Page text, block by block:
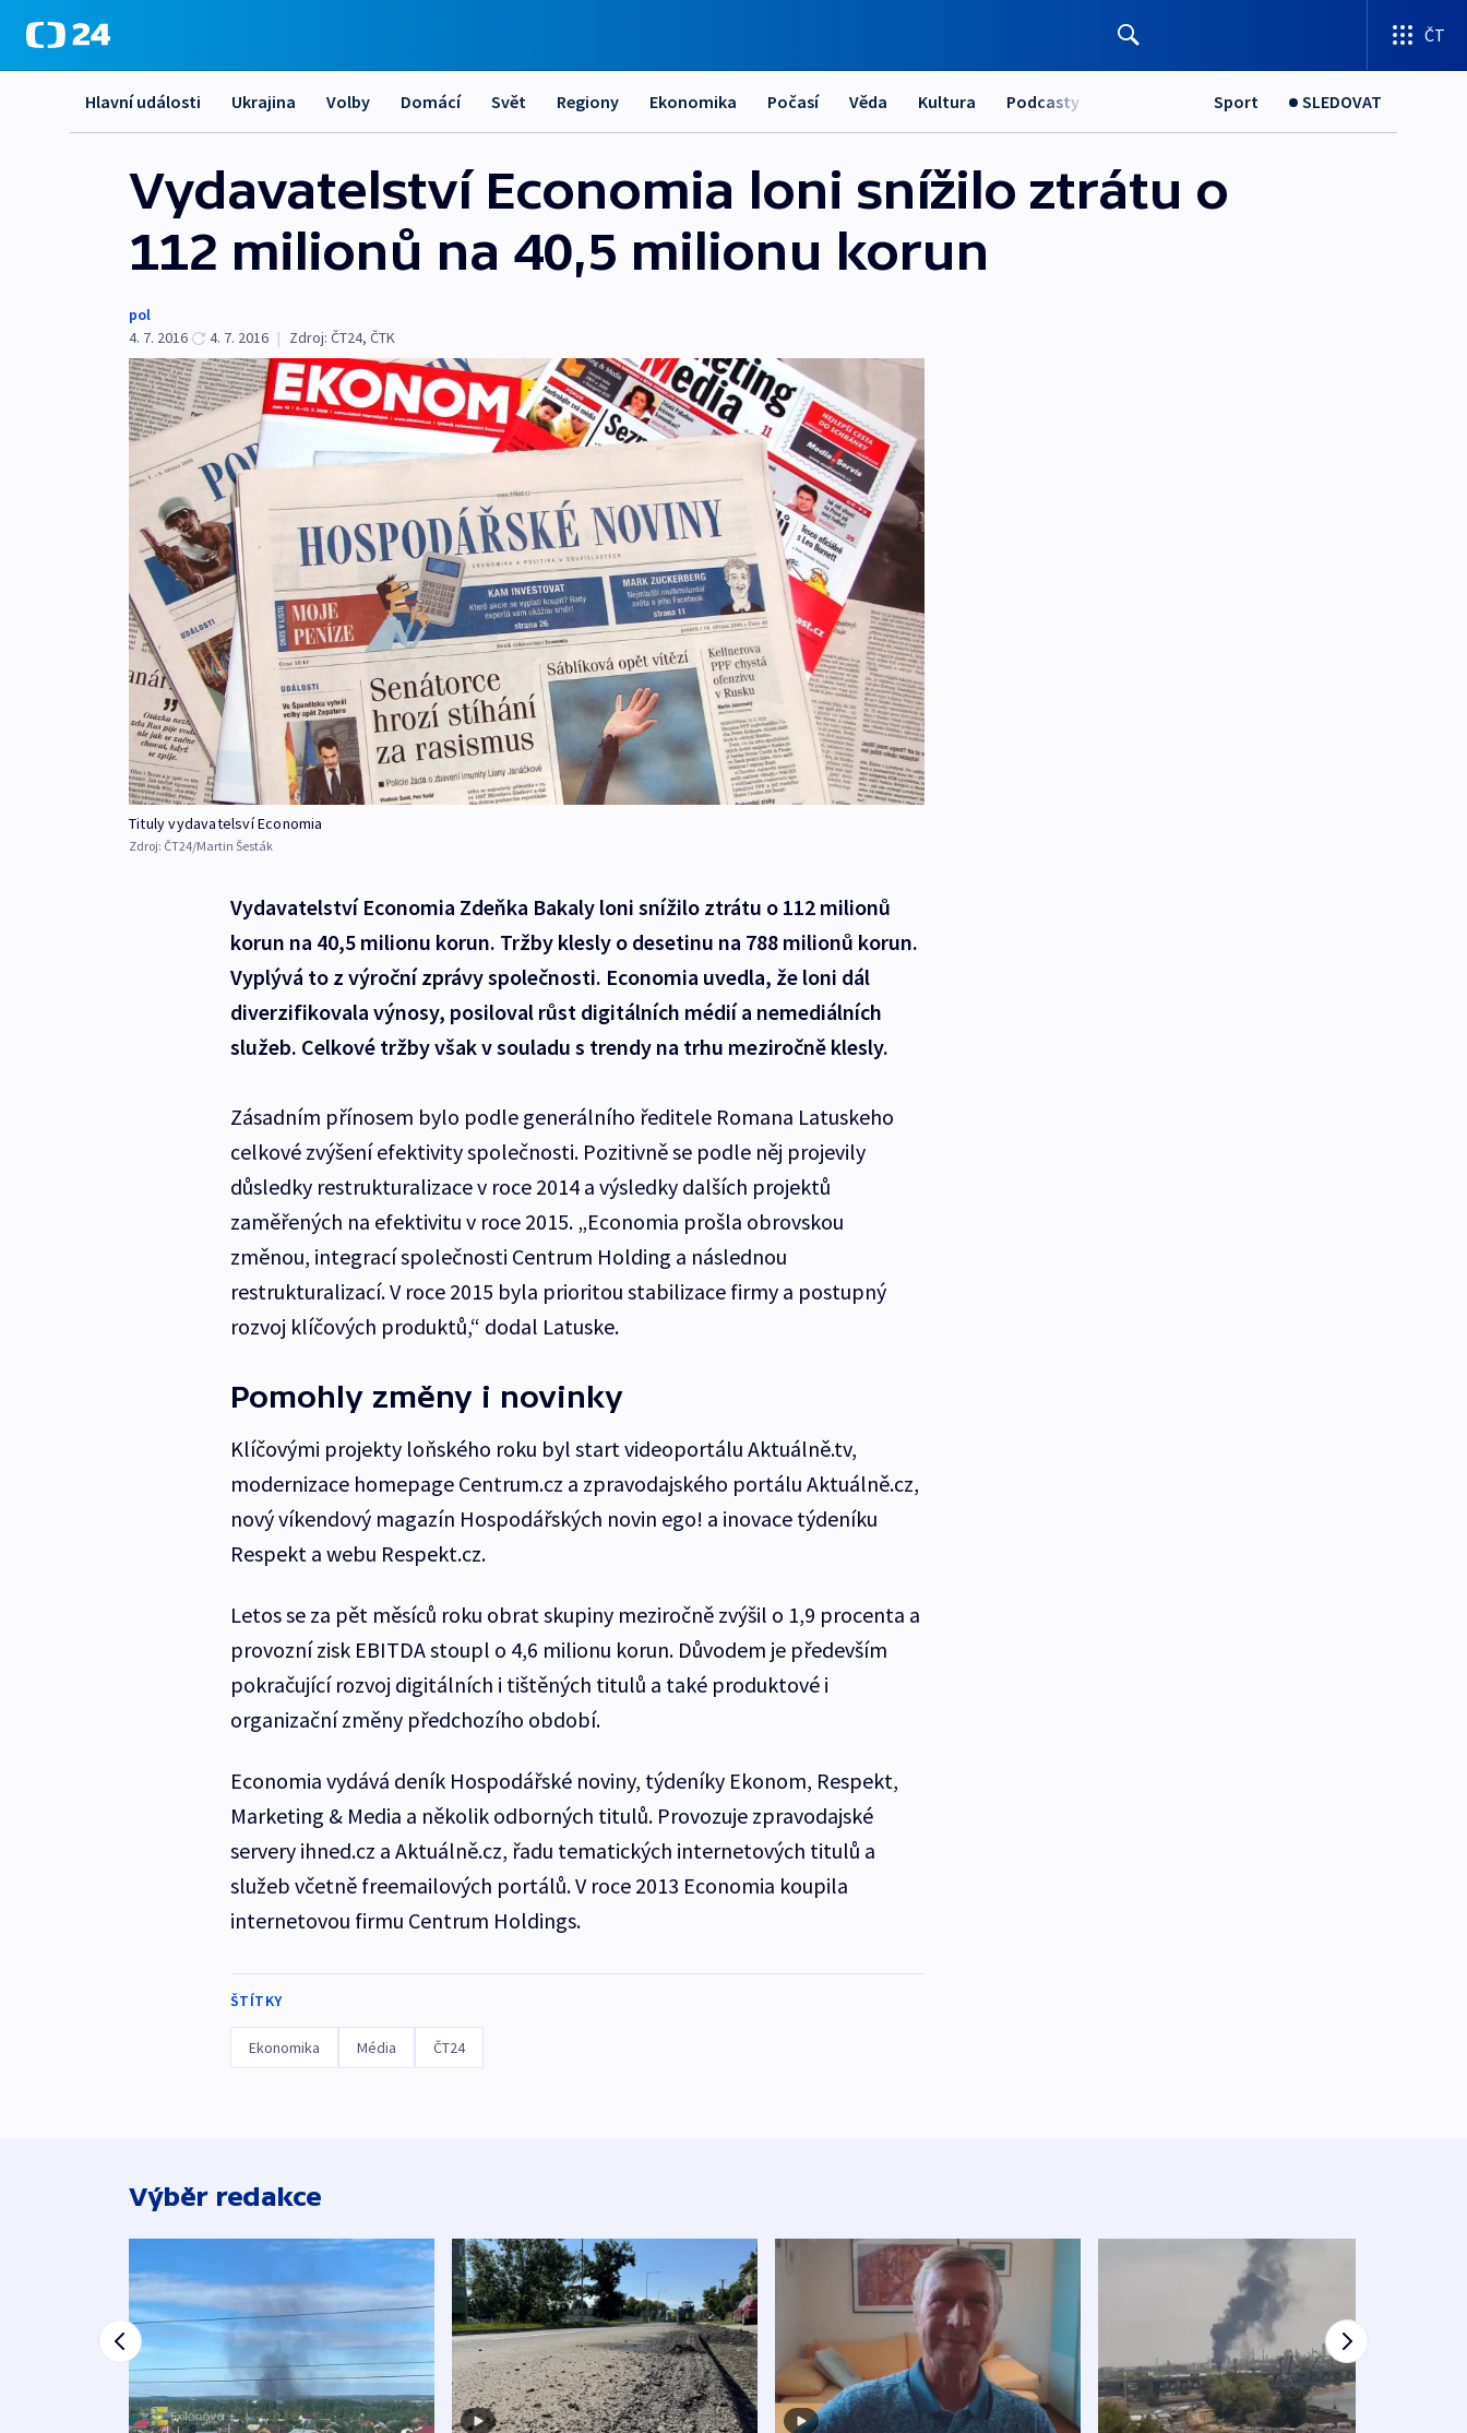
ČT
Hlavní události Ukrajina Volby Domácí Svět Regiony Ekonomika Počasí Věda Kultura Podcasty Sport SLEDOVAT
Vydavatelství Economia loni snížilo ztrátu o
112 milionů na 40,5 milionu korun
pol
4. 7. 2016
4. 7. 2016 | Zdroj: ČT24, ČTK
Tituly vydavatelsví Economia
Zdroj: ČT24/Martin Šesták
Vydavatelství Economia Zdeňka Bakaly loni snížilo ztrátu o 112 milionů
korun na 40,5 milionu korun. Tržby klesly o desetinu na 788 milionů korun.
Vyplývá to z výroční zprávy společnosti. Economia uvedla, že loni dál
diverzifikovala výnosy, posiloval růst digitálních médií a nemediálních
služeb. Celkové tržby však v souladu s trendy na trhu meziročně klesly.
Zásadním přínosem bylo podle generálního ředitele Romana Latuskeho
celkové zvýšení efektivity společnosti. Pozitivně se podle něj projevily
důsledky restrukturalizace v roce 2014 a výsledky dalších projektů
zaměřených na efektivitu v roce 2015. „Economia prošla obrovskou
změnou, integrací společnosti Centrum Holding a následnou
restrukturalizací. V roce 2015 byla prioritou stabilizace firmy a postupný
rozvoj klíčových produktů,“ dodal Latuske.
Pomohly změny i novinky
Klíčovými projekty loňského roku byl start videoportálu Aktuálně.tv,
modernizace homepage Centrum.cz a zpravodajského portálu Aktuálně.cz,
nový víkendový magazín Hospodářských novin ego! a inovace týdeníku
Respekt a webu Respekt.cz.
Letos se za pět měsíců roku obrat skupiny meziročně zvýšil o 1,9 procenta a
provozní zisk EBITDA stoupl o 4,6 milionu korun. Důvodem je především
pokračující rozvoj digitálních i tištěných titulů a také produktové i
organizační změny předchozího období.
Economia vydává deník Hospodářské noviny, týdeníky Ekonom, Respekt,
Marketing & Media a několik odborných titulů. Provozuje zpravodajské
servery ihned.cz a Aktuálně.cz, řadu tematických internetových titulů a
služeb včetně freemailových portálů. V roce 2013 Economia koupila
internetovou firmu Centrum Holdings.
ŠTÍTKY
Ekonomika Média ČT24
Výběr redakce